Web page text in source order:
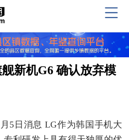
新机G6 确认放弃模
5日消息 LG作为韩国手机大